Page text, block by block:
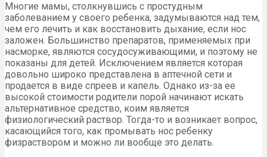
Многие мамы, столкнувшись с простудным
заболеванием у своего ребенка, задумываются над тем,
чем его лечить и как восстановить дыхание, если нос
заложен. Большинство препаратов, применяемых при
насморке, являются сосудосуживающими, и поэтому не
показаны для детей. Исключением является которая
довольно широко представлена в аптечной сети и
продается в виде спреев и капель. Однако из-за ее
высокой стоимости родители порой начинают искать
альтернативное средство, коим является
физиологический раствор. Тогда-то и возникает вопрос,
касающийся того, как промывать нос ребенку
физраствором и можно ли вообще это делать.